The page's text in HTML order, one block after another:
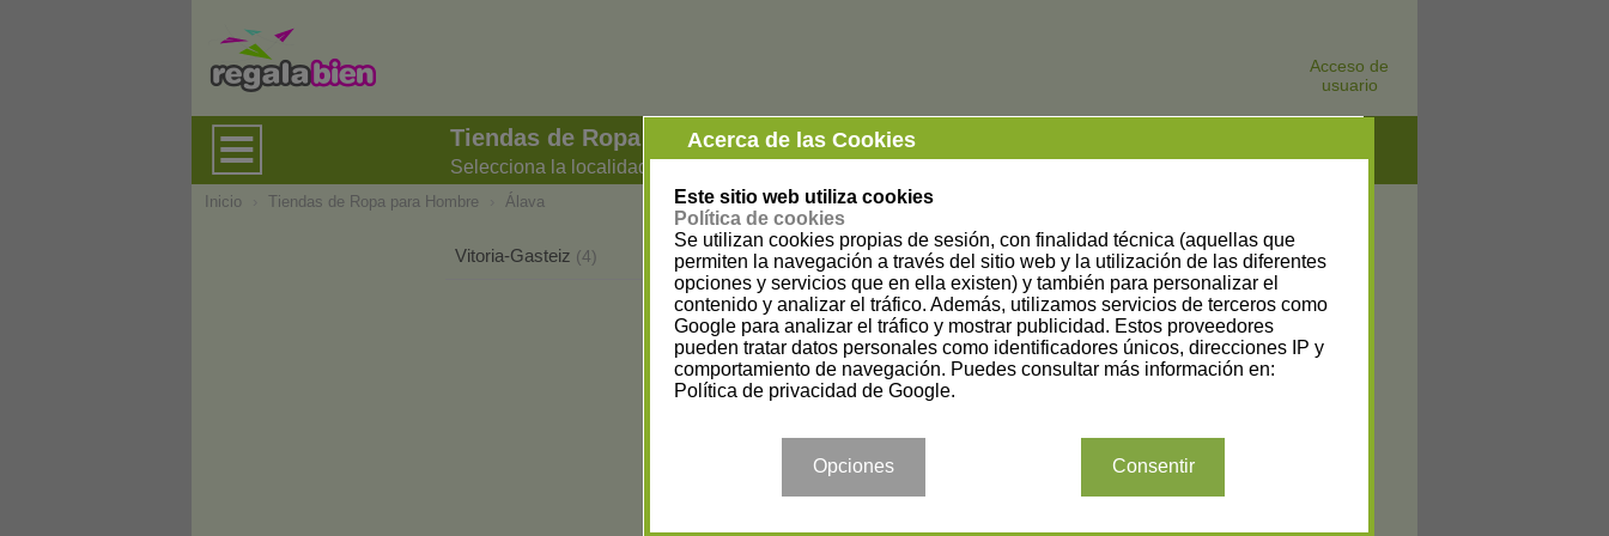
Acceso de
usuario
Tiendas de Ropa para Hombre en Álava
Selecciona la localidad
Acerca de las Cookies
Este sitio web utiliza cookies
Política de cookies
Se utilizan cookies propias de sesión, con finalidad técnica (aquellas que
permiten la navegación a través del sitio web y la utilización de las diferentes
opciones y servicios que en ella existen) y también para personalizar el
contenido y analizar el tráfico. Además, utilizamos servicios de terceros como
Google para analizar el tráfico y mostrar publicidad. Estos proveedores
pueden tratar datos personales como identificadores únicos, direcciones IP y
comportamiento de navegación. Puedes consultar más información en:
Política de privacidad de Google.
Opciones Consentir
Inicio Tiendas de Ropa para Hombre Álava
Vitoria-Gasteiz (4)